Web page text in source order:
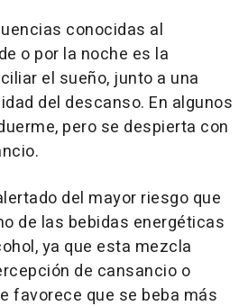
conocidas al
o por la noche es la
el sueño, junto a una
del descanso. En algunos
pero se despierta con
del mayor riesgo que
de las bebidas energéticas
ya que esta mezcla
de cansancio o
favorece que se beba más